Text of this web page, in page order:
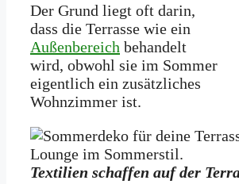
Der Grund liegt oft darin,
dass die Terrasse wie ein
Außenbereich behandelt
wird, obwohl sie im Sommer
eigentlich ein zusätzliches
Wohnzimmer ist.
Textilien schaffen auf der